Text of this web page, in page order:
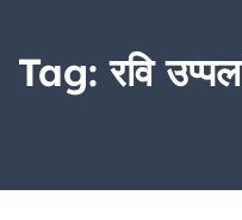
Tag:रवि उप्पल